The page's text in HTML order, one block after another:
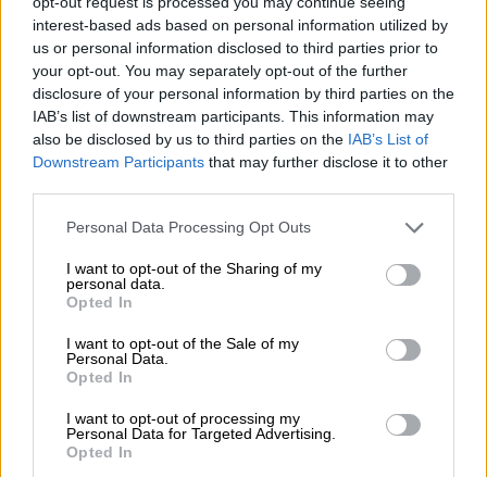
interest-based ads based on personal information utilized by
us or personal information disclosed to third parties prior to
your opt-out. You may separately opt-out of the further
disclosure of your personal information by third parties on the
IAB’s list of downstream participants. This information may
also be disclosed by us to third parties on the IAB’s List of
Downstream Participants that may further disclose it to other
Please note that this website/app uses one or more Google
not limited to your visit or usage behaviour. You may click to
grant or deny consent to Google and its third-party tags to
use your data for below specified purposes in below Google
consent section.
Personal Data Processing Opt Outs
I want to opt-out of the Sharing of my
personal data.
Opted In
I want to opt-out of the Sale of my
Personal Data.
Opted In
I want to opt-out of processing my
Personal Data for Targeted Advertising.
Opted In
ΔΙΑΒΑΣΤΕ ΕΠΙΣΗΣ
Πολιτική|05.01.2025 14:28
Κώστας Σημίτης: Η νίκη στο
επεισοδιακό συνέδριο του 1996 και η
σκυτάλη από τον Ανδρέα Παπανδρέου
Κανονικά τα σχολεία
Παρόλα αυτά δεν έχει αποφασιστεί το
του Υπουργείου Παιδείας για την
επανέναρξη των μαθημάτων παραμένει
επιστρέφουν στα θρανία την Τετάρτη 8
Ιανουαρίου.